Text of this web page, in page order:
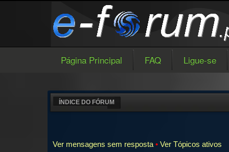
Página Principal FAQ Ligue-se
ÍNDICE DO FÓRUM
Ver mensagens sem resposta • Ver Tópicos ativos